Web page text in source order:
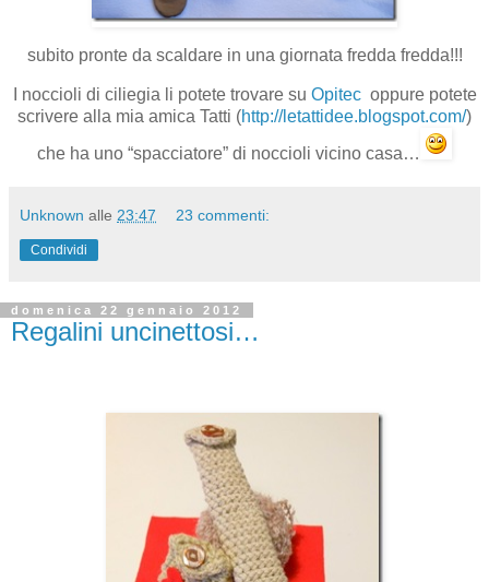
subito pronte da scaldare in una giornata fredda fredda!!!
I noccioli di ciliegia li potete trovare su Opitecoppure potete
scrivere alla mia amica Tatti (http://letattidee.blogspot.com/)
che ha uno “spacciatore” di noccioli vicino casa…
Unknown alle 23:47 23 commenti:
Condividi
domenica 22 gennaio 2012
Regalini uncinettosi…